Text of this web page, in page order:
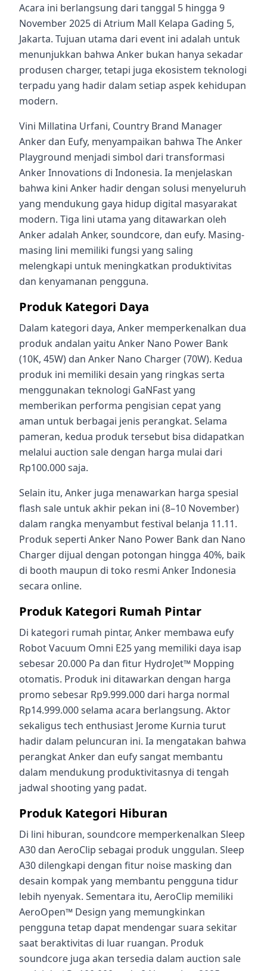
Acara ini berlangsung dari tanggal 5 hingga 9
November 2025 di Atrium Mall Kelapa Gading 5,
Jakarta. Tujuan utama dari event ini adalah untuk
menunjukkan bahwa Anker bukan hanya sekadar
produsen charger, tetapi juga ekosistem teknologi
terpadu yang hadir dalam setiap aspek kehidupan
modern.
Vini Millatina Urfani, Country Brand Manager
Anker dan Eufy, menyampaikan bahwa The Anker
Playground menjadi simbol dari transformasi
Anker Innovations di Indonesia. Ia menjelaskan
bahwa kini Anker hadir dengan solusi menyeluruh
yang mendukung gaya hidup digital masyarakat
modern. Tiga lini utama yang ditawarkan oleh
Anker adalah Anker, soundcore, dan eufy. Masing-
masing lini memiliki fungsi yang saling
melengkapi untuk meningkatkan produktivitas
dan kenyamanan pengguna.
Produk Kategori Daya
Dalam kategori daya, Anker memperkenalkan dua
produk andalan yaitu Anker Nano Power Bank
(10K, 45W) dan Anker Nano Charger (70W). Kedua
produk ini memiliki desain yang ringkas serta
menggunakan teknologi GaNFast yang
memberikan performa pengisian cepat yang
aman untuk berbagai jenis perangkat. Selama
pameran, kedua produk tersebut bisa didapatkan
melalui auction sale dengan harga mulai dari
Rp100.000 saja.
Selain itu, Anker juga menawarkan harga spesial
flash sale untuk akhir pekan ini (8–10 November)
dalam rangka menyambut festival belanja 11.11.
Produk seperti Anker Nano Power Bank dan Nano
Charger dijual dengan potongan hingga 40%, baik
di booth maupun di toko resmi Anker Indonesia
secara online.
Produk Kategori Rumah Pintar
Di kategori rumah pintar, Anker membawa eufy
Robot Vacuum Omni E25 yang memiliki daya isap
sebesar 20.000 Pa dan fitur HydroJet™ Mopping
otomatis. Produk ini ditawarkan dengan harga
promo sebesar Rp9.999.000 dari harga normal
Rp14.999.000 selama acara berlangsung. Aktor
sekaligus tech enthusiast Jerome Kurnia turut
hadir dalam peluncuran ini. Ia mengatakan bahwa
perangkat Anker dan eufy sangat membantu
dalam mendukung produktivitasnya di tengah
jadwal shooting yang padat.
Produk Kategori Hiburan
Di lini hiburan, soundcore memperkenalkan Sleep
A30 dan AeroClip sebagai produk unggulan. Sleep
A30 dilengkapi dengan fitur noise masking dan
desain kompak yang membantu pengguna tidur
lebih nyenyak. Sementara itu, AeroClip memiliki
AeroOpen™ Design yang memungkinkan
pengguna tetap dapat mendengar suara sekitar
saat beraktivitas di luar ruangan. Produk
soundcore juga akan tersedia dalam auction sale